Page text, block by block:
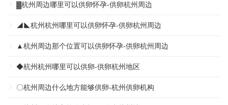
▓杭州周边哪里可以供卵怀孕-供卵杭州周边
◢◣杭州杭州哪里可以供卵怀孕-供卵杭州周边
▲杭州周边那个位置可以供卵怀孕-供卵杭州周边
◆杭州杭州哪里可以供卵-供卵杭州地区
〇杭州周边什么地方能够供卵-杭州供卵机构